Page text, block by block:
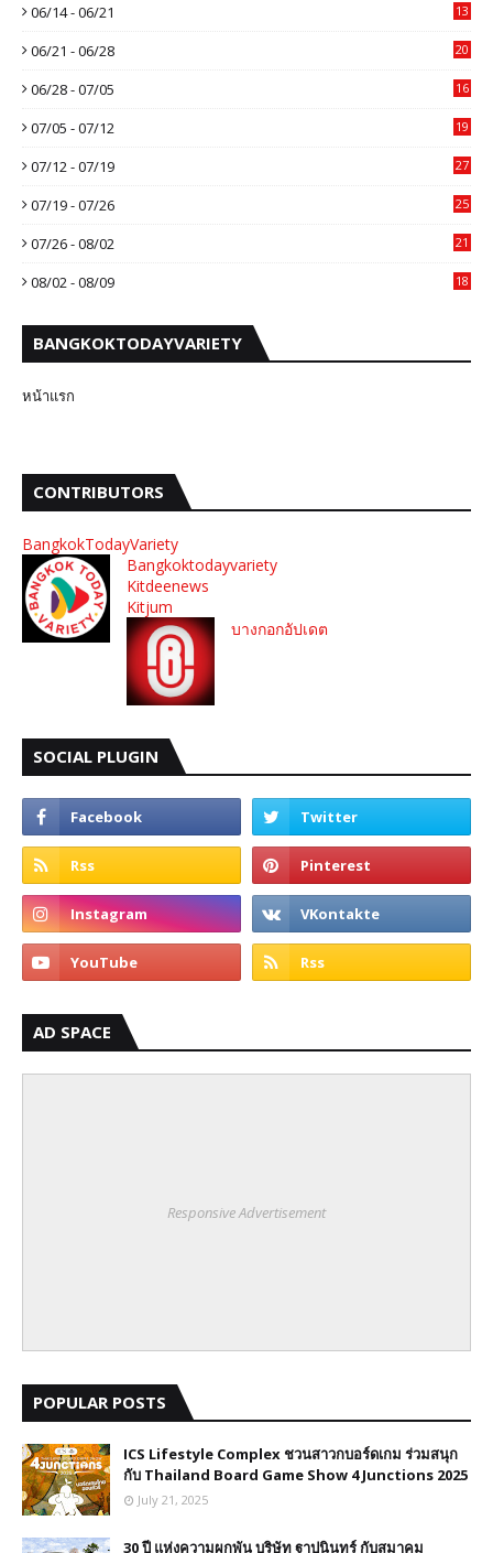
06/14 - 06/21 13
06/21 - 06/28 20
06/28 - 07/05 16
07/05 - 07/12 19
07/12 - 07/19 27
07/19 - 07/26 25
07/26 - 08/02 21
08/02 - 08/09 18
BANGKOKTODAYVARIETY
หน้าแรก
CONTRIBUTORS
BangkokTodayVariety
Bangkoktodayvariety
Kitdeenews
Kitjum
บางกอกอัปเดต
SOCIAL PLUGIN
AD SPACE
Responsive Advertisement
POPULAR POSTS
ICS Lifestyle Complex ชวนสาวกบอร์ดเกม ร่วมสนุก
กับ Thailand Board Game Show 4 Junctions 2025
July 21, 2025
30 ปี​ แห่งความผูกพัน บริษัท ฐาปนินทร์ กับสมาคม